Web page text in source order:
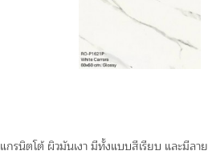
แกรนิตโต้ ผิวมันเงา มีทั้งแบบสีเรียบ และมีลาย